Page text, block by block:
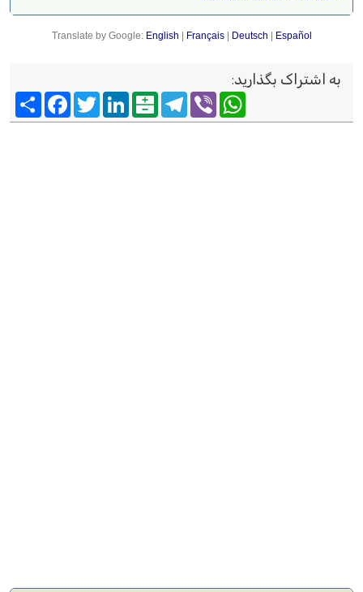
Translate by Google: English Français| Deutsch Español
به اشتراک بگذارید:
FacebookTwitter
LinkedInBalatarin
TelegramViber
WhatsApp